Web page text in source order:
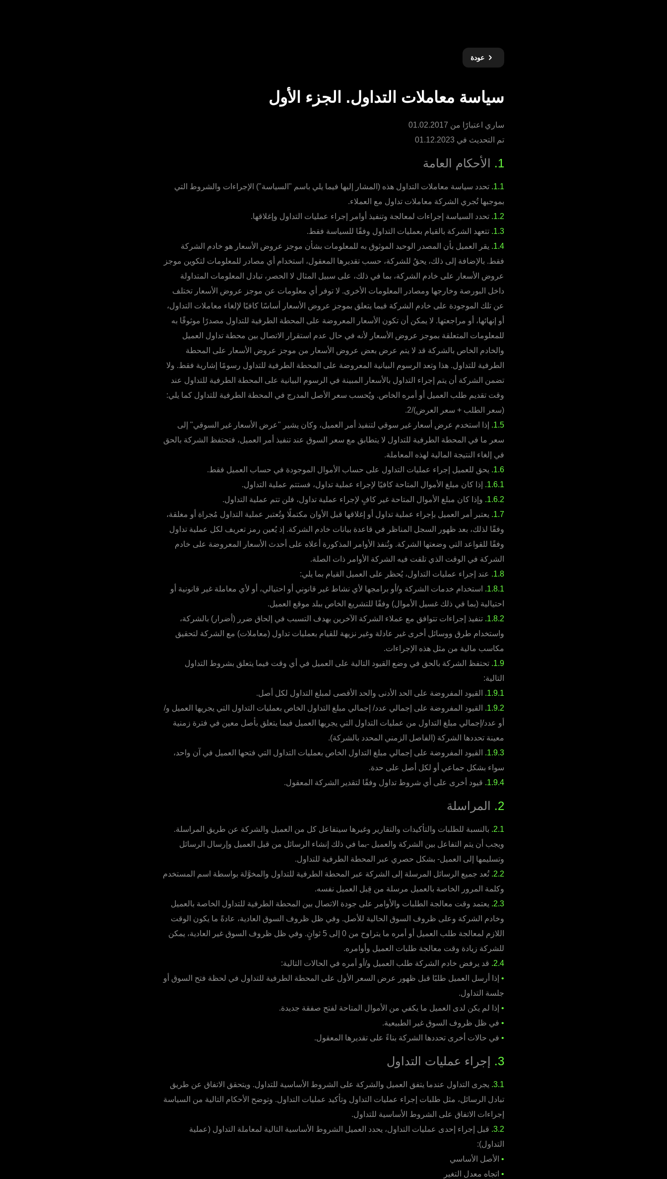
عودة
سياسة معاملات التداول. الجزء الأول
ساري اعتبارًا من 01.02.2017
تم التحديث في 01.12.2023
1. الأحكام العامة
1.1. تحدد سياسة معاملات التداول هذه (المشار إليها فيما يلي باسم "السياسة") الإجراءات والشروط التي
بموجبها تُجري الشركة معاملات تداول مع العملاء.
1.2. تحدد السياسة إجراءات لمعالجة وتنفيذ أوامر إجراء عمليات التداول وإغلاقها.
1.3. تتعهد الشركة بالقيام بعمليات التداول وفقًا للسياسة فقط.
1.4. يقر العميل بأن المصدر الوحيد الموثوق به للمعلومات بشأن موجز عروض الأسعار هو خادم الشركة
فقط. بالإضافة إلى ذلك، يحقُ للشركة، حسب تقديرها المعقول، استخدام أي مصادر للمعلومات لتكوين موجز
عروض الأسعار على خادم الشركة، بما في ذلك، على سبيل المثال لا الحصر، تبادل المعلومات المتداولة
داخل البورصة وخارجها ومصادر المعلومات الأخرى. لا توفر أي معلومات عن موجز عروض الأسعار تختلف
عن تلك الموجودة على خادم الشركة فيما يتعلق بموجز عروض الأسعار أساسًا كافيًا لإلغاء معاملات التداول،
أو إنهائها، أو مراجعتها. لا يمكن أن تكون الأسعار المعروضة على المحطة الطرفية للتداول مصدرًا موثوقًا به
للمعلومات المتعلقة بموجز عروض الأسعار لأنه في حال عدم استقرار الاتصال بين محطة تداول العميل
والخادم الخاص بالشركة قد لا يتم عرض بعض عروض الأسعار من موجز عروض الأسعار على المحطة
الطرفية للتداول. هذا وتعد الرسوم البيانية المعروضة على المحطة الطرفية للتداول رسومًا إشارية فقط. ولا
تضمن الشركة أن يتم إجراء التداول بالأسعار المبينة في الرسوم البيانية على المحطة الطرفية للتداول عند
وقت تقديم طلب العميل أو أمره الخاص. ويُحسب سعر الأصل المدرج في المحطة الطرفية للتداول كما يلي:
(سعر الطلب + سعر العرض)/2.
1.5.
إذا استخدم عرض أسعار غير سوقي لتنفيذ أمر العميل، وكان يشير "عرض الأسعار غير السوقي" إلى
سعر ما في المحطة الطرفية للتداول لا يتطابق مع سعر السوق عند تنفيذ أمر العميل، فتحتفظ الشركة بالحق
في إلغاء النتيجة المالية لهذه المعاملة.
1.6. يحق للعميل إجراء عمليات التداول على حساب الأموال الموجودة في حساب العميل فقط.
1.6.1.
إذا كان مبلغ الأموال المتاحة كافيًا لإجراء عملية تداول، فستتم عملية التداول.
1.6.2. وإذا كان مبلغ الأموال المتاحة غير كافٍ لإجراء عملية تداول، فلن تتم عملية التداول.
1.7. يعتبر أمر العميل بإجراء عملية تداول أو إغلاقها قبل الأوان مكتملًا وتُعتبر عملية التداول مُجراة أو مغلقة،
وفقًا لذلك، بعد ظهور السجل المناظر في قاعدة بيانات خادم الشركة. إذ يُعين رمز تعريف لكل عملية تداول
وفقًا للقواعد التي وضعتها الشركة. وتُنفذ الأوامر المذكورة أعلاه على أحدث الأسعار المعروضة على خادم
الشركة في الوقت الذي تلقت فيه الشركة الأوامر ذات الصلة.
1.8.
عند إجراء عمليات التداول، يُحظر على العميل القيام بما يلي:
1.8.1.
استخدام خدمات الشركة و/أو برامجها لأي نشاط غير قانوني أو احتيالي، أو لأي معاملة غير قانونية أو
احتيالية (بما في ذلك غسيل الأموال) وفقًا للتشريع الخاص ببلد موقع العميل.
1.8.2. تنفيذ إجراءات تتوافق مع عملاء الشركة الآخرين بهدف التسبب في إلحاق ضرر (أضرار) بالشركة،
واستخدام طرق ووسائل أخرى غير عادلة وغير نزيهة للقيام بعمليات تداول (معاملات) مع الشركة لتحقيق
مكاسب مالية من مثل هذه الإجراءات.
1.9. تحتفظ الشركة بالحق في وضع القيود التالية على العميل في أي وقت فيما يتعلق بشروط التداول
التالية:
1.9.1.
القيود المفروضة على الحد الأدنى والحد الأقصى لمبلغ التداول لكل أصل.
1.9.2.
القيود المفروضة على إجمالي عدد/ إجمالي مبلغ التداول الخاص بعمليات التداول التي يجريها العميل و/
أو عدد/إجمالي مبلغ التداول من عمليات التداول التي يجريها العميل فيما يتعلق بأصل معين في فترة زمنية
معينة تحددها الشركة (الفاصل الزمني المحدد بالشركة).
1.9.3.
القيود المفروضة على إجمالي مبلغ التداول الخاص بعمليات التداول التي فتحها العميل في آن واحد،
سواء بشكل جماعي أو لكل أصل على حدة.
1.9.4. قيود أخرى على أي شروط تداول وفقًا لتقدير الشركة المعقول.
2. المراسلة
2.1. بالنسبة للطلبات والتأكيدات والتقارير وغيرها سيتفاعل كل من العميل والشركة عن طريق المراسلة.
ويجب أن يتم التفاعل بين الشركة والعميل -بما في ذلك إنشاء الرسائل من قبل العميل وإرسال الرسائل
وتسليمها إلى العميل- بشكل حصري عبر المحطة الطرفية للتداول.
2.2. تُعد جميع الرسائل المرسلة إلى الشركة عبر المحطة الطرفية للتداول والمخوَّلة بواسطة اسم المستخدم
وكلمة المرور الخاصة بالعميل مرسلة من قِبل العميل نفسه.
2.3. يعتمد وقت معالجة الطلبات والأوامر على جودة الاتصال بين المحطة الطرفية للتداول الخاصة بالعميل
وخادم الشركة وعلى ظروف السوق الحالية للأصل. وفي ظل ظروف السوق العادية، عادةً ما يكون الوقت
اللازم لمعالجة طلب العميل أو أمره ما يتراوح من 0 إلى 5 ثوانٍ. وفي ظل ظروف السوق غير العادية، يمكن
للشركة زيادة وقت معالجة طلبات العميل وأوامره.
2.4. قد يرفض خادم الشركة طلب العميل و/أو أمره في الحالات التالية:
• إذا أرسل العميل طلبًا قبل ظهور عرض السعر الأول على المحطة الطرفية للتداول في لحظة فتح السوق أو
جلسة التداول.
• إذا لم يكن لدى العميل ما يكفي من الأموال المتاحة لفتح صفقة جديدة.
• في ظل ظروف السوق غير الطبيعية.
• في حالات أخرى تحددها الشركة بناءً على تقديرها المعقول.
3. إجراء عمليات التداول
3.1. يجرى التداول عندما يتفق العميل والشركة على الشروط الأساسية للتداول. ويتحقق الاتفاق عن طريق
تبادل الرسائل، مثل طلبات إجراء عمليات التداول وتأكيد عمليات التداول. وتوضح الأحكام التالية من السياسة
إجراءات الاتفاق على الشروط الأساسية للتداول.
3.2. قبل إجراء إحدى عمليات التداول، يحدد العميل الشروط الأساسية التالية لمعاملة التداول (عملية
التداول):
• الأصل الأساسي
• اتجاه معدل التغير